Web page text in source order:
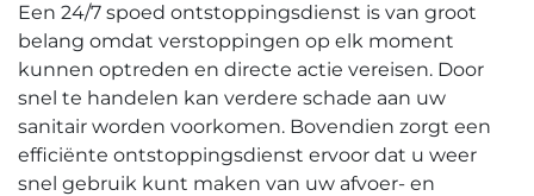
Een 24/7 spoed ontstoppingsdienst is van groot
belang omdat verstoppingen op elk moment
kunnen optreden en directe actie vereisen.​ Door
snel te handelen kan verdere schade aan uw
sanitair worden voorkomen.​ Bovendien zorgt een
efficiënte ontstoppingsdienst ervoor dat u weer
snel gebruik kunt maken van uw afvoer- en